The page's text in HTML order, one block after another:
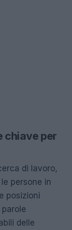
chiave per
di lavoro,
persone in
posizioni
delle